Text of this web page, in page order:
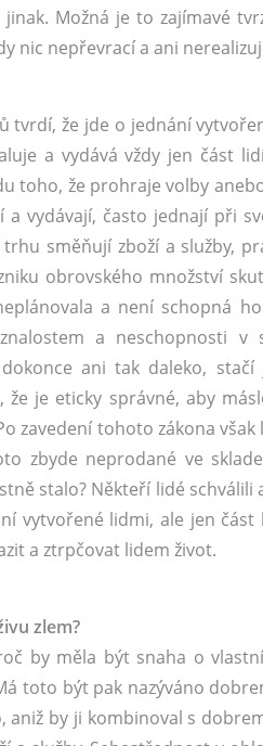
Možná je to zajímavé
nic nepřevrací a ani
tvrdí, že jde o jednání
a vydává vždy jen část
toho, že prohraje volby
a vydávají, často jednají při
směňují zboží a služby,
obrovského množství
a není schopná
a neschopnosti
ani tak daleko,
že je eticky správné, aby
zavedení tohoto zákona
zbyde neprodané ve
stalo? Někteří lidé
vytvořené lidmi, ale jen
a ztrpčovat lidem život.
zlem?
by měla být snaha o
toto být pak nazýváno
aniž by ji kombinoval s